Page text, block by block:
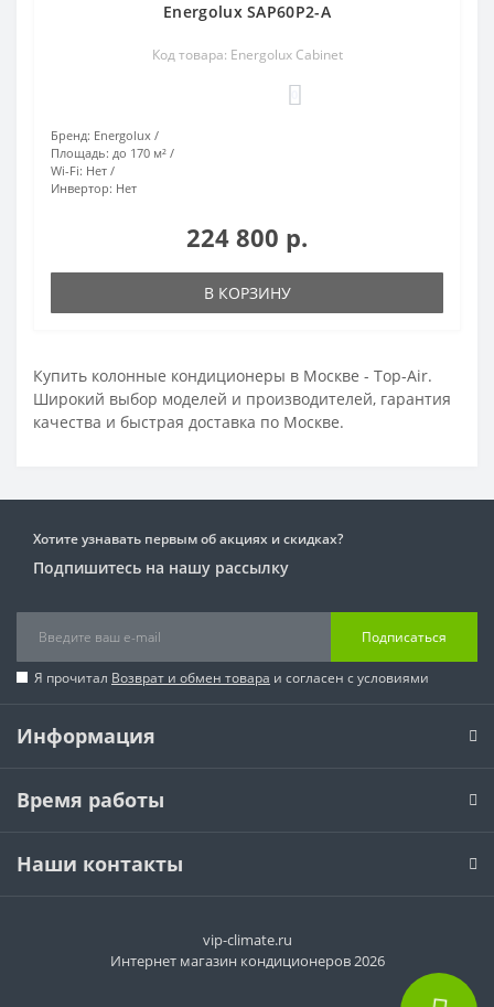
Energolux SAP60P2-A
Код товара: Energolux Cabinet
Бренд: Energolux
Площадь: до 170 м²
Wi-Fi: Нет
Инвертор: Нет
224 800 р.
В КОРЗИНУ
Купить колонные кондиционеры в Москве - Top-Air.
Широкий выбор моделей и производителей, гарантия
качества и быстрая доставка по Москве.
Хотите узнавать первым об акциях и скидках?
Подпишитесь на нашу рассылку
Подписаться
Я прочитал Возврат и обмен товара и согласен с условиями
Информация
Время работы
Наши контакты
vip-climate.ru
Интернет магазин кондиционеров 2026